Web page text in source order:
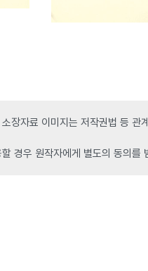
장자료 이미지는 저작권법 등
경우 원작자에게 별도의 동의를